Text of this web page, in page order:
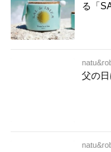
る「
父の